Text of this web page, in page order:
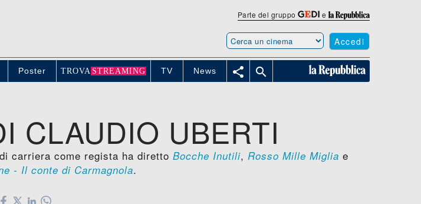
Parte del gruppo e
Accedi
Poster TROVA STREAMING TV News  
CLAUDIO UBERTI
carriera come regista ha diretto Bocche Inutili, Rosso Mille Miglia e
- Il conte di Carmagnola.